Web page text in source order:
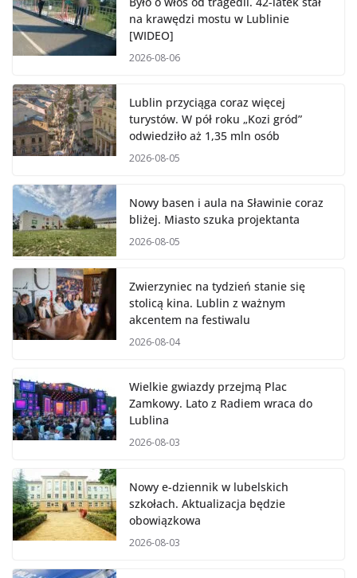
na krawędzi mostu w Lublinie
[WIDEO]
2026-08-06
Lublin przyciąga coraz więcej
turystów. W pół roku „Kozi gród”
odwiedziło aż 1,35 mln osób
2026-08-05
Nowy basen i aula na Sławinie coraz
bliżej. Miasto szuka projektanta
2026-08-05
Zwierzyniec na tydzień stanie się
stolicą kina. Lublin z ważnym
akcentem na festiwalu
2026-08-04
Wielkie gwiazdy przejmą Plac
Zamkowy. Lato z Radiem wraca do
Lublina
2026-08-03
Nowy e-dziennik w lubelskich
szkołach. Aktualizacja będzie
obowiązkowa
2026-08-03